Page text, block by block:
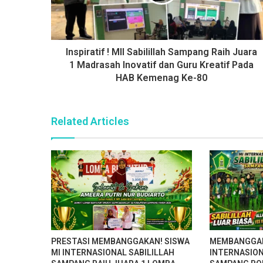
Inspiratif ! MII Sabilillah Sampang Raih Juara
1 Madrasah Inovatif dan Guru Kreatif Pada
HAB Kemenag Ke-80
Related Articles
PRESTASI MEMBANGGAKAN! SISWA
MI INTERNASIONAL SABILILLAH